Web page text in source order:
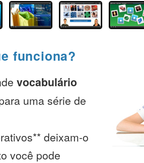
funciona?
vocabulário
uma série de
deixam-o
você pode